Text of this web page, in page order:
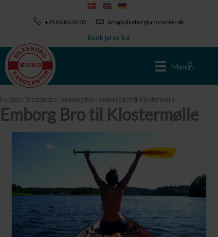
+45 86 80 30 03 info@silkeborgkanocenter.dk
Book jeres tur
Menu
Forside/ Startsteder / Emborg Bro / Emborg Bro til Klostermølle
Emborg Bro til Klostermølle